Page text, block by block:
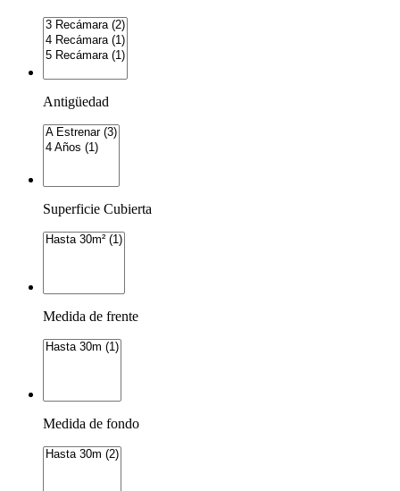
Antigüedad
Superficie Cubierta
Medida de frente
Medida de fondo